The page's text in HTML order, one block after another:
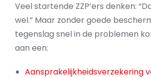
Veel startende ZZP’ers denken:
wel.” Maar zonder goede
tegenslag snel in de problemen
aan een:
Aansprakelijkheidsverzekering